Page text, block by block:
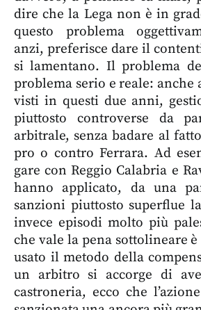
dire che la Lega non è in
questo problema
anzi, preferisce dare il
si lamentano. Il problema
problema serio e reale: anche
visti in questi due anni,
piuttosto controverse da
arbitrale, senza badare al
pro o contro Ferrara. Ad
gare con Reggio Calabria e
hanno applicato, da una
sanzioni piuttosto superflue
invece episodi molto più
che vale la pena sottolineare è
usato il metodo della
un arbitro si accorge di
castroneria, ecco che